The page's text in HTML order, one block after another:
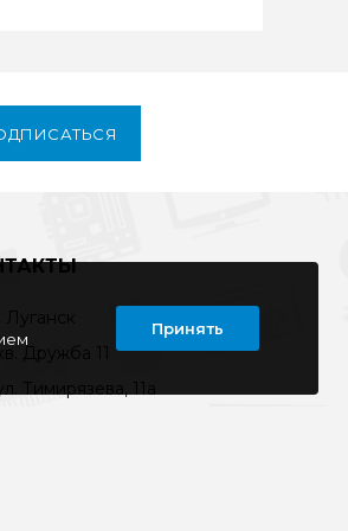
Луганск
Дружба 11
ул. Тимирязева, 11а
Принять